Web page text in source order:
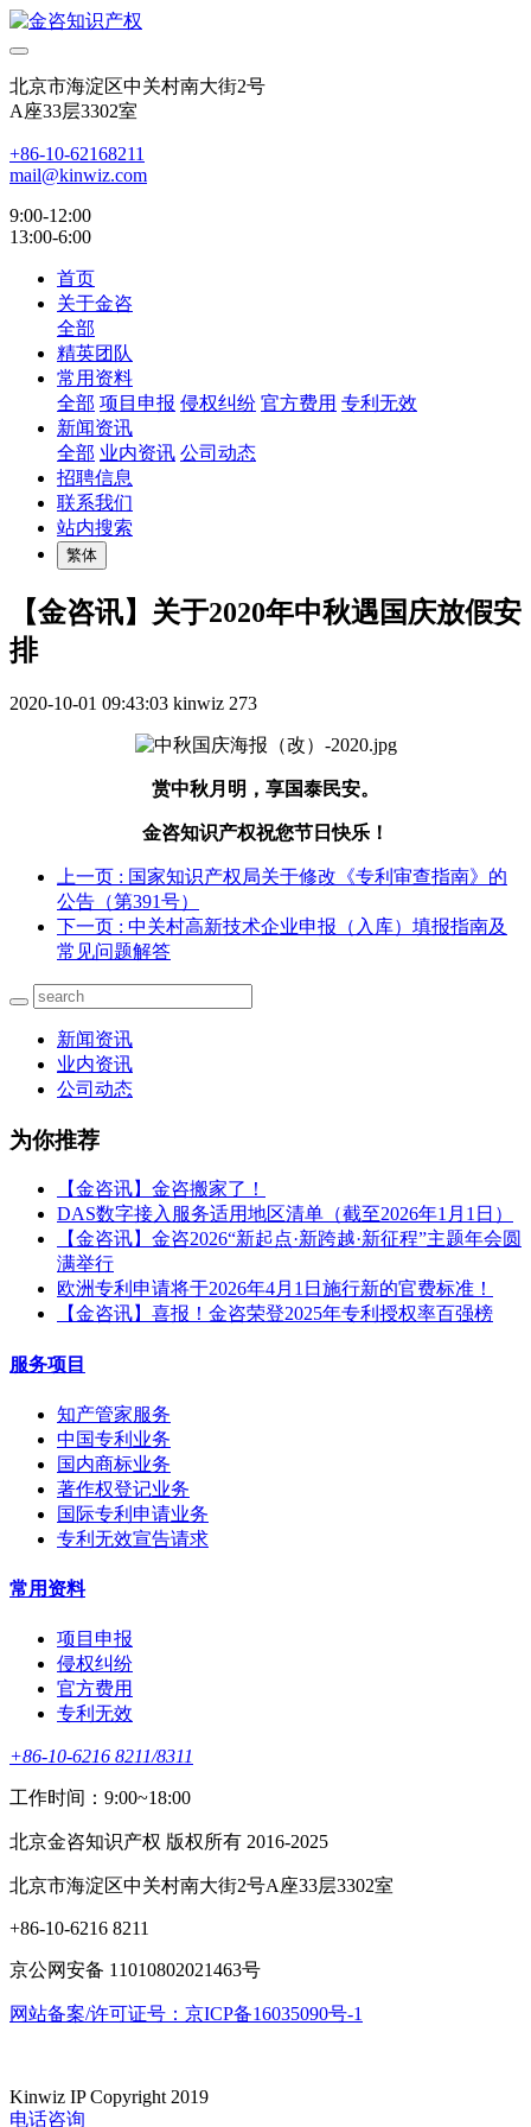
北京市海淀区中关村南大街2号
A座33层3302室
+86-10-62168211
mail@kinwiz.com
9:00-12:00
13:00-6:00
首页
关于金咨
全部
精英团队
常用资料
全部 项目申报 侵权纠纷 官方费用 专利无效
新闻资讯
全部 业内资讯 公司动态
招聘信息
联系我们
站内搜索
繁体
【金咨讯】关于2020年中秋遇国庆放假安
排
2020-10-01 09:43:03 kinwiz 273
赏中秋月明，享国泰民安。
金咨知识产权祝您节日快乐！
上一页 : 国家知识产权局关于修改《专利审查指南》的
公告（第391号）
下一页 : 中关村高新技术企业申报（入库）填报指南及
常见问题解答
新闻资讯
业内资讯
公司动态
为你推荐
【金咨讯】金咨搬家了！
DAS数字接入服务适用地区清单（截至2026年1月1日）
【金咨讯】金咨2026“新起点·新跨越·新征程”主题年会圆
满举行
欧洲专利申请将于2026年4月1日施行新的官费标准！
【金咨讯】喜报！金咨荣登2025年专利授权率百强榜
服务项目
知产管家服务
中国专利业务
国内商标业务
著作权登记业务
国际专利申请业务
专利无效宣告请求
常用资料
项目申报
侵权纠纷
官方费用
专利无效
+86-10-6216 8211/8311
工作时间：9:00~18:00
北京金咨知识产权 版权所有 2016-2025
北京市海淀区中关村南大街2号A座33层3302室
+86-10-6216 8211
京公网安备 11010802021463号
网站备案/许可证号：京ICP备16035090号-1
Kinwiz IP Copyright 2019
电话咨询